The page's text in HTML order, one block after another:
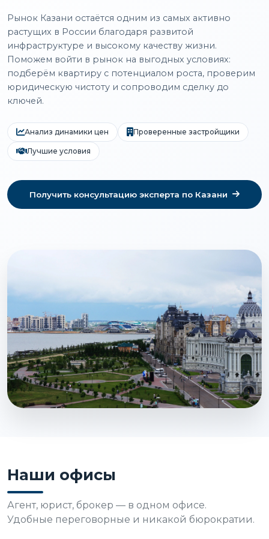
Рынок Казани остаётся одним из самых активно
растущих в России благодаря развитой
инфраструктуре и высокому качеству жизни.
Поможем войти в рынок на выгодных условиях:
подберём квартиру с потенциалом роста, проверим
юридическую чистоту и сопроводим сделку до
ключей.
Анализ динамики цен Проверенные застройщики
Лучшие условия
Получить консультацию эксперта по Казани
Наши офисы
Агент, юрист, брокер — в одном офисе.
Удобные переговорные и никакой бюрократии.